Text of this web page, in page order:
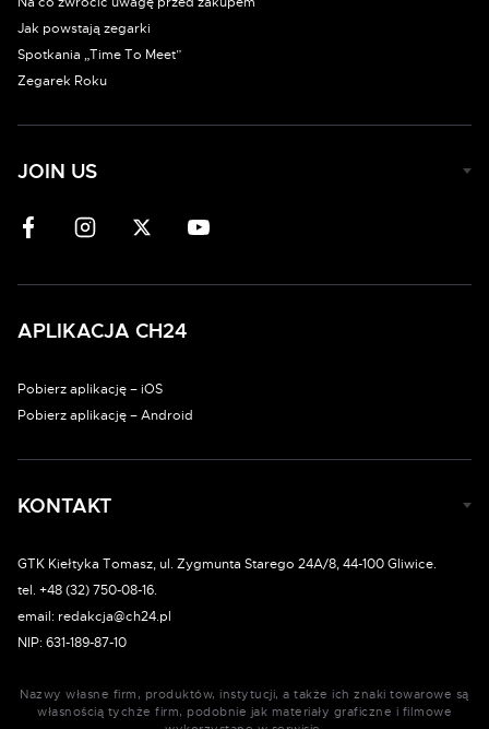
Jak powstają zegarki
Spotkania „Time To Meet”
Zegarek Roku
JOIN US
APLIKACJA CH24
Pobierz aplikację – iOS
Pobierz aplikację – Android
KONTAKT
GTK Kiełtyka Tomasz, ul. Zygmunta Starego 24A/8, 44-100 Gliwice.
tel. +48 (32) 750-08-16.
email: redakcja@ch24.pl
NIP: 631-189-87-10
Nazwy własne firm, produktów, instytucji, a także ich znaki towarowe są
własnością tychże firm, podobnie jak materiały graficzne i filmowe